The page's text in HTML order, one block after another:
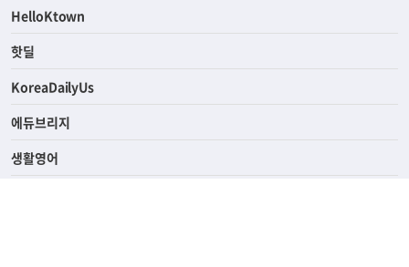
ASK미국
HelloKtown
핫딜
KoreaDailyUs
에듀브리지